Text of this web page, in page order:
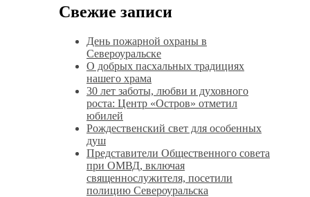
Свежие записи
День пожарной охраны в
Североуральске
О добрых пасхальных традициях
нашего храма
30 лет заботы, любви и духовного
роста: Центр «Остров» отметил
юбилей
Рождественский свет для особенных
душ
Представители Общественного совета
при ОМВД, включая
священнослужителя, посетили
полицию Североуральска